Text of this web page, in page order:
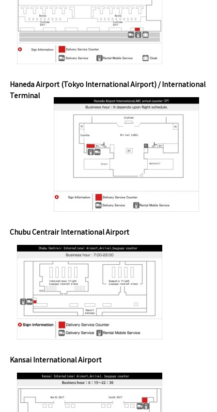
Haneda Airport (Tokyo International Airport) / International
Terminal
Chubu Centrair International Airport
Kansai International Airport